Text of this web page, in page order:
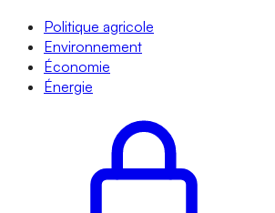
Politique agricole
Environnement
Économie
Énergie